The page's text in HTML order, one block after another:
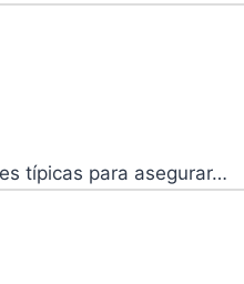
típicas para asegurar…